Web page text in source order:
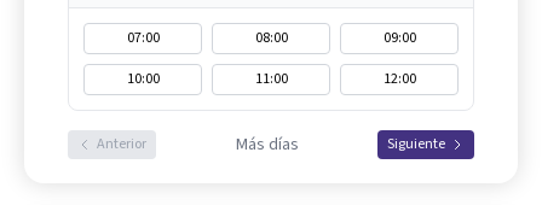
07:00 08:00
09:00
10:00
11:00 12:00
Anterior Más días Siguiente